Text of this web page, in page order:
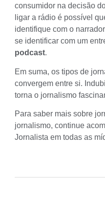
consumidor na decisão
ligar a rádio é possível
identifique com o
se identificar com um
podcast.
Em suma, os tipos de
convergem entre si.
torna o jornalismo
Para saber mais sobre
jornalismo, continue
Jornalista em todas as